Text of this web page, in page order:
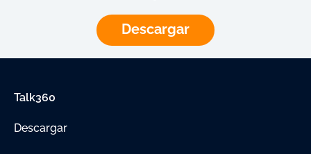
Descargar
Talk360
Descargar